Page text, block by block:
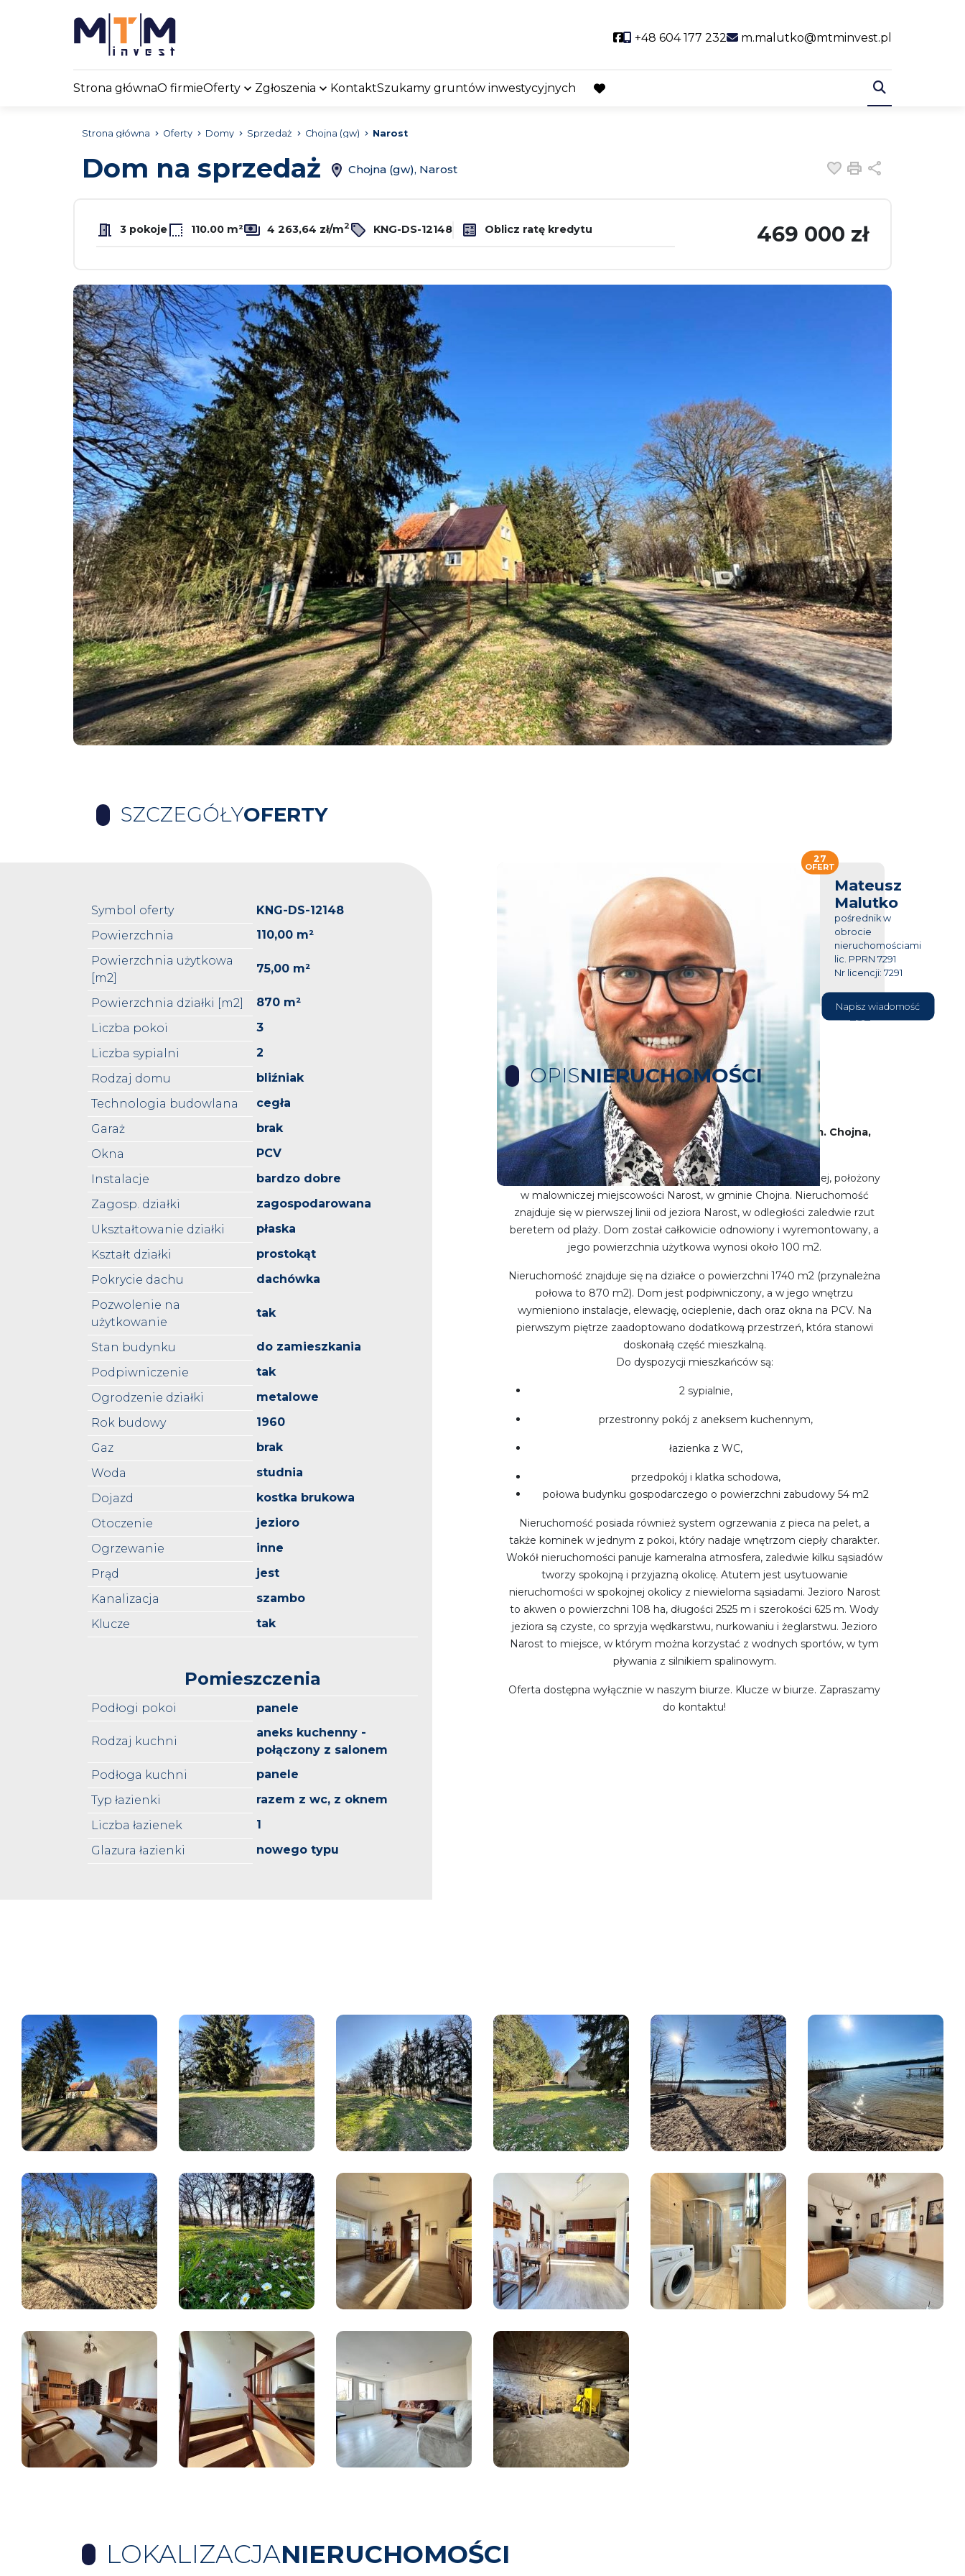
Social link
+48 604 177 232 m.malutko@mtminvest.pl
Strona głównaO firmieOferty Zgłoszenia KontaktSzukamy gruntów inwestycyjnych
favorite
Strona główna Oferty Domy Sprzedaż Chojna (gw) Narost
Dom na sprzedaż Chojna (gw), Narost Dodaj do
Drukuj
3 pokoje 110.00 m² 4 263,64 zł/m2 KNG-DS-12148 Oblicz ratę kredytu 469 000 zł
SZCZEGÓŁYOFERTY
Symbol oferty
KNG-DS-12148
Powierzchnia
110,00 m²
Powierzchnia użytkowa
[m2]
75,00 m²
Powierzchnia działki [m2]
870 m²
Liczba pokoi
3
Liczba sypialni
2
Rodzaj domu
bliźniak
Technologia budowlana
cegła
Garaż
brak
Okna
PCV
Instalacje
bardzo dobre
Zagosp. działki
zagospodarowana
Ukształtowanie działki
płaska
Kształt działki
prostokąt
Pokrycie dachu
dachówka
Pozwolenie na
użytkowanie
tak
Stan budynku
do zamieszkania
Podpiwniczenie
tak
Ogrodzenie działki
metalowe
Rok budowy
1960
Gaz
brak
Woda
studnia
Dojazd
kostka brukowa
Otoczenie
jezioro
Ogrzewanie
inne
Prąd
jest
Kanalizacja
szambo
Klucze
tak
Pomieszczenia
Podłogi pokoi panele
Rodzaj kuchni
aneks kuchenny -
połączony z salonem
Podłoga kuchni
panele
Typ łazienki
razem z wc, z oknem
Liczba łazienek
1
Glazura łazienki
nowego typu
Mateusz
Malutko
pośrednik w
obrocie
nieruchomościami
lic. PPRN 7291
Nr licencji: 7291
604 177
232
Napisz wiadomość
27
OFERT
OPISNIERUCHOMOŚCI
Dom na sprzedaż PIERWSZA LINIA JEZIORA – Narost, gm. Chojna,
jezioro Narost
Oferujemy na sprzedaż wyjątkowy dom w zabudowie bliźniaczej, położony
w malowniczej miejscowości Narost, w gminie Chojna. Nieruchomość
znajduje się w pierwszej linii od jeziora Narost, w odległości zaledwie rzut
beretem od plaży. Dom został całkowicie odnowiony i wyremontowany, a
jego powierzchnia użytkowa wynosi około 100 m2.
Nieruchomość znajduje się na działce o powierzchni 1740 m2 (przynależna
połowa to 870 m2). Dom jest podpiwniczony, a w jego wnętrzu
wymieniono instalacje, elewację, ocieplenie, dach oraz okna na PCV. Na
pierwszym piętrze zaadoptowano dodatkową przestrzeń, która stanowi
doskonałą część mieszkalną.
Do dyspozycji mieszkańców są:
2 sypialnie,
przestronny pokój z aneksem kuchennym,
łazienka z WC,
przedpokój i klatka schodowa,
połowa budynku gospodarczego o powierzchni zabudowy 54 m2
Nieruchomość posiada również system ogrzewania z pieca na pelet, a
także kominek w jednym z pokoi, który nadaje wnętrzom ciepły charakter.
Wokół nieruchomości panuje kameralna atmosfera, zaledwie kilku sąsiadów
tworzy spokojną i przyjazną okolicę. Atutem jest usytuowanie
nieruchomości w spokojnej okolicy z niewieloma sąsiadami. Jezioro Narost
to akwen o powierzchni 108 ha, długości 2525 m i szerokości 625 m. Wody
jeziora są czyste, co sprzyja wędkarstwu, nurkowaniu i żeglarstwu. Jezioro
Narost to miejsce, w którym można korzystać z wodnych sportów, w tym
pływania z silnikiem spalinowym.
Oferta dostępna wyłącznie w naszym biurze. Klucze w biurze. Zapraszamy
do kontaktu!
LOKALIZACJANIERUCHOMOŚCI